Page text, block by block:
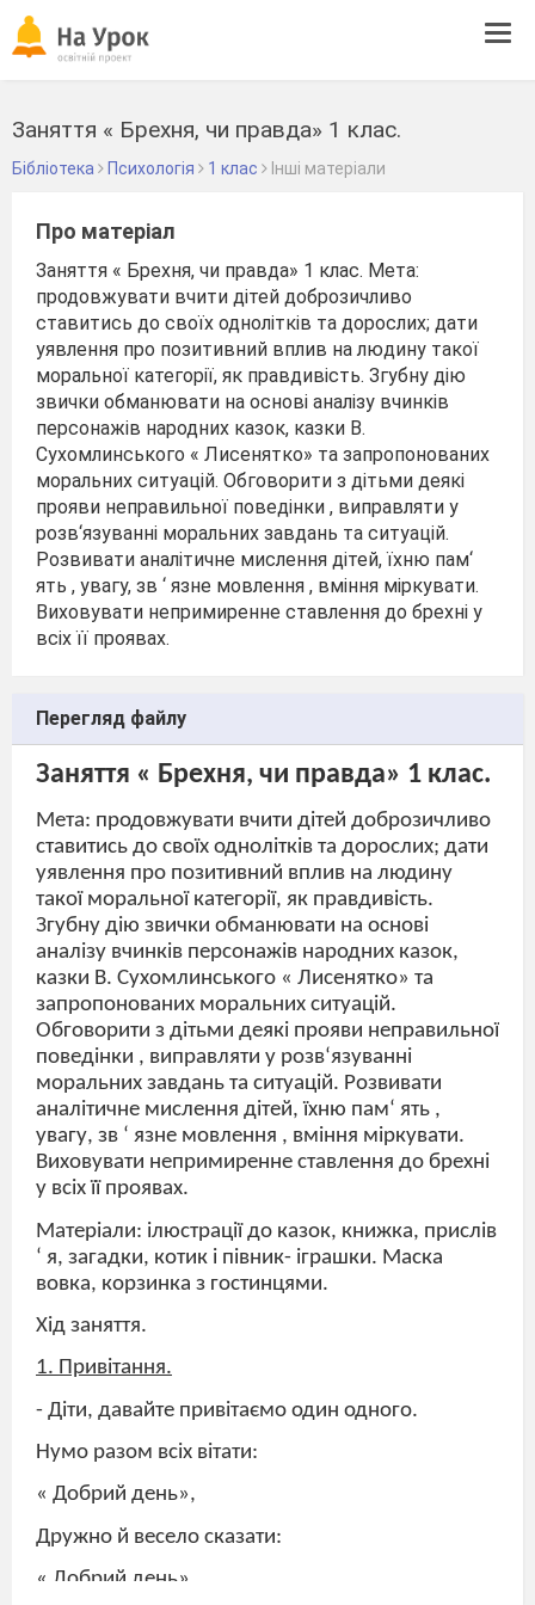
Заняття « Брехня, чи правда» 1 клас.
Бібліотека Психологія 1 клас Інші матеріали
Про матеріал
Заняття « Брехня, чи правда» 1 клас. Мета:
продовжувати вчити дітей доброзичливо
ставитись до своїх однолітків та дорослих; дати
уявлення про позитивний вплив на людину такої
моральної категорії, як правдивість. Згубну дію
звички обманювати на основі аналізу вчинків
персонажів народних казок, казки В.
Сухомлинського « Лисенятко» та запропонованих
моральних ситуацій. Обговорити з дітьми деякі
прояви неправильної поведінки , виправляти у
розв‘язуванні моральних завдань та ситуацій.
Розвивати аналітичне мислення дітей, їхню пам‘
ять , увагу, зв ‘ язне мовлення , вміння міркувати.
Виховувати непримиренне ставлення до брехні у
всіх її проявах.
Перегляд файлу
Заняття « Брехня, чи правда» 1 клас.
Мета: продовжувати вчити дітей доброзичливо
ставитись до своїх однолітків та дорослих; дати
уявлення про позитивний вплив на людину
такої моральної категорії, як правдивість.
Згубну дію звички обманювати на основі
аналізу вчинків персонажів народних казок,
казки В. Сухомлинського « Лисенятко» та
запропонованих моральних ситуацій.
Обговорити з дітьми деякі прояви неправильної
поведінки , виправляти у розв‘язуванні
моральних завдань та ситуацій. Розвивати
аналітичне мислення дітей, їхню пам‘ ять ,
увагу, зв ‘ язне мовлення , вміння міркувати.
Виховувати непримиренне ставлення до брехні
у всіх її проявах.
Матеріали: ілюстрації до казок, книжка, прислів
‘ я, загадки, котик і півник- іграшки. Маска
вовка, корзинка з гостинцями.
Хід заняття.
1. Привітання.
- Діти, давайте привітаємо один одного.
Нумо разом всіх вітати:
« Добрий день»,
Дружно й весело сказати:
« Добрий день».